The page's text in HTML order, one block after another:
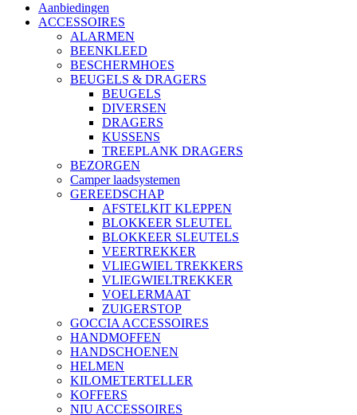
Aanbiedingen
ACCESSOIRES
ALARMEN
BEENKLEED
BESCHERMHOES
BEUGELS & DRAGERS
BEUGELS
DIVERSEN
DRAGERS
KUSSENS
TREEPLANK DRAGERS
BEZORGEN
Camper laadsystemen
GEREEDSCHAP
AFSTELKIT KLEPPEN
BLOKKEER SLEUTEL
BLOKKEER SLEUTELS
VEERTREKKER
VLIEGWIEL TREKKERS
VLIEGWIELTREKKER
VOELERMAAT
ZUIGERSTOP
GOCCIA ACCESSOIRES
HANDMOFFEN
HANDSCHOENEN
HELMEN
KILOMETERTELLER
KOFFERS
NIU ACCESSOIRES